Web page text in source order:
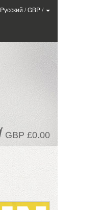
Pусский /GBP/
GBP £0.00